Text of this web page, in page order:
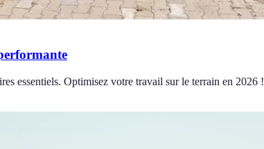
essentiels. Optimisez votre travail sur le terrain en 2026 !